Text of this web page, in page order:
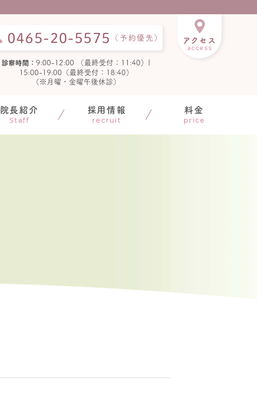
アクセス
access
0465- 20- 5575 （予約優先）
診察時間： 9:00-12:00 （最終受付：11:40）|
15:00-19:00（最終受付：18:40）
（※月曜・金曜午後休診）
院長紹介
Staff
採用情報
recruit
料金
price